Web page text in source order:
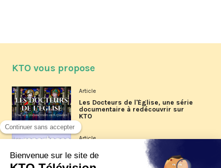
KTO vous propose
Article
Les Docteurs de l'Église, une série
documentaire à redécouvrir sur
KTO
Article
Les reportages d'été 2026 de KTO